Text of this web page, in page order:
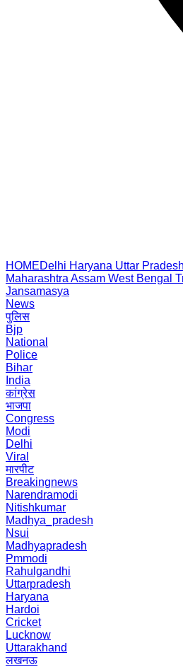
HOMEDelhi Haryana Uttar Pradesh
Maharashtra Assam West Bengal
Jansamasya
News
पुलिस
Bjp
National
Police
Bihar
India
कांग्रेस
भाजपा
Congress
Modi
Delhi
Viral
मारपीट
Breakingnews
Narendramodi
Nitishkumar
Madhya_pradesh
Nsui
Madhyapradesh
Pmmodi
Rahulgandhi
Uttarpradesh
Haryana
Hardoi
Cricket
Lucknow
Uttarakhand
लखनऊ